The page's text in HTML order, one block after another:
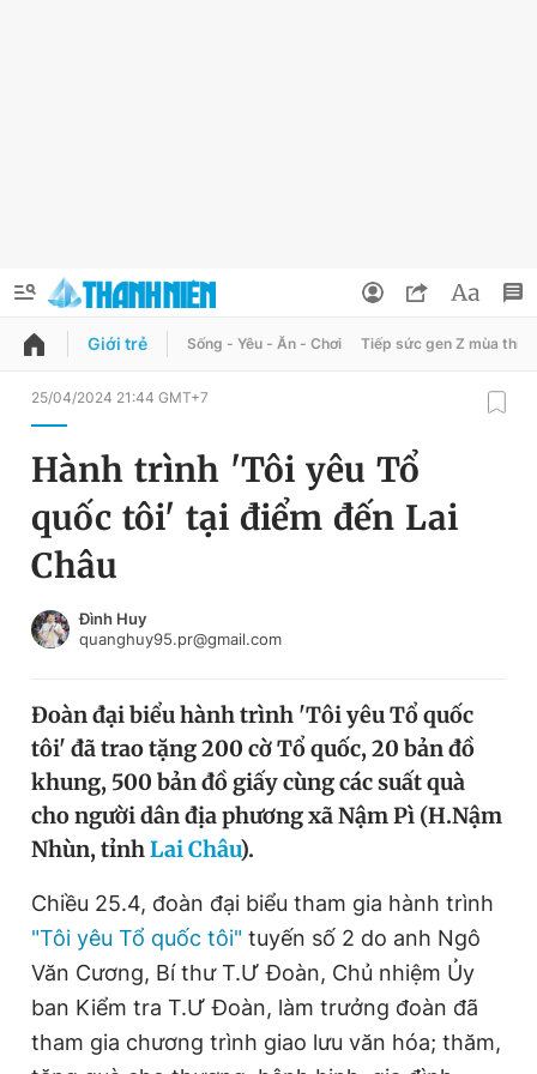
QUẢNG CÁO
Chuyên mục
Chuyên mục khác
Chào ngày mới
Video Magazine
Sản phẩm khác
Tiện ích Bạn cần biết
Thông tin tòa soạn Liên hệ quảng cáo
Đổi mật khẩu
Tin đã lưu
Đăng xuất
Giới trẻ Sống - Yêu - Ăn - Chơi Tiếp sức gen Z mùa thi
25/04/2024 21:44 GMT+7
Hành trình 'Tôi yêu Tổ
quốc tôi' tại điểm đến Lai
Châu
Đình Huy
quanghuy95.pr@gmail.com
Đoàn đại biểu hành trình 'Tôi yêu Tổ quốc
tôi' đã trao tặng 200 cờ Tổ quốc, 20 bản đồ
khung, 500 bản đồ giấy cùng các suất quà
cho người dân địa phương xã Nậm Pì (H.Nậm
Nhùn, tỉnhLai Châu).
Chiều 25.4, đoàn đại biểu tham gia hành trình
"Tôi yêu Tổ quốc tôi" tuyến số 2 do anh Ngô
Văn Cương, Bí thư T.Ư Đoàn, Chủ nhiệm Ủy
ban Kiểm tra T.Ư Đoàn, làm trưởng đoàn đã
tham gia chương trình giao lưu văn hóa; thăm,